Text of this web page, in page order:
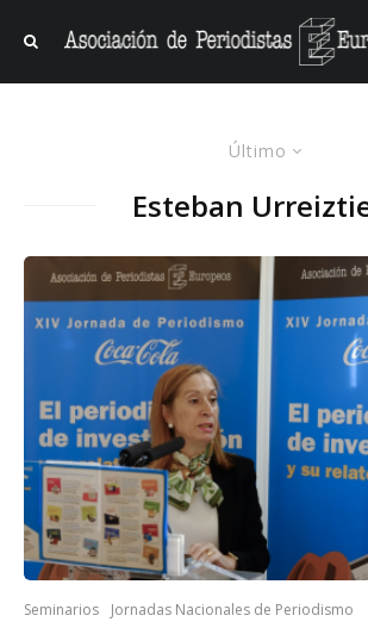
Último
Esteban
Seminarios Jornadas Nacionales de Periodismo